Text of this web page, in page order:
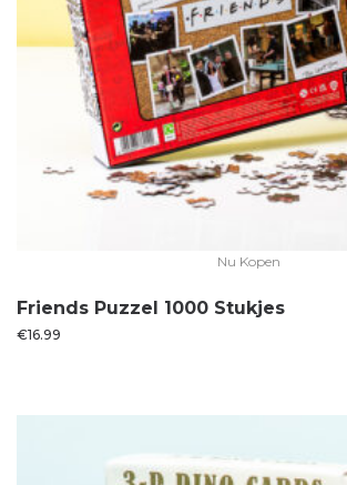
Nu Kopen
Friends Puzzel 1000 Stukjes
€16.99